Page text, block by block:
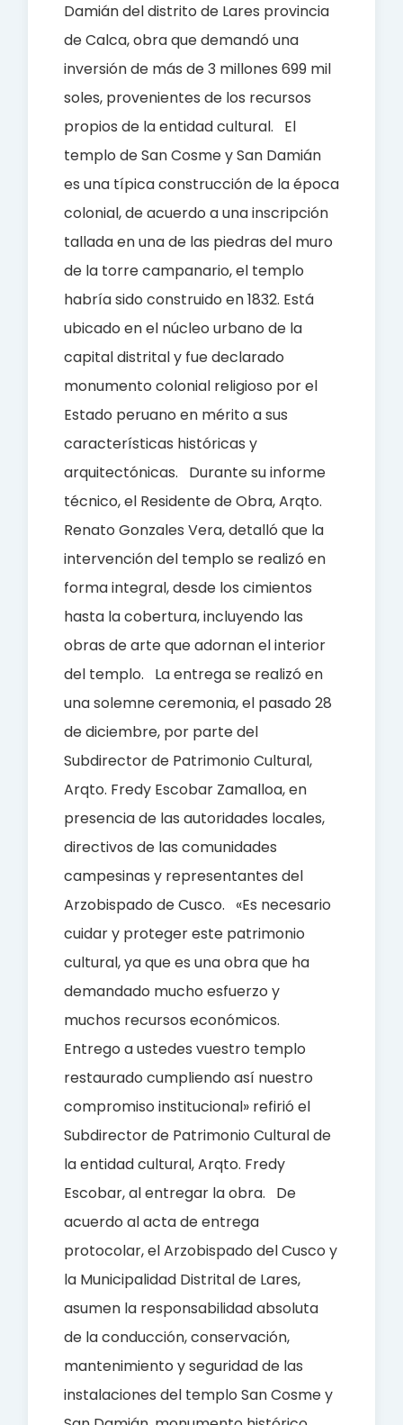
Damián del distrito de Lares provincia
de Calca, obra que demandó una
inversión de más de 3 millones 699 mil
soles, provenientes de los recursos
propios de la entidad cultural.
El
templo de San Cosme y San Damián
es una típica construcción de la época
colonial, de acuerdo a una inscripción
tallada en una de las piedras del muro
de la torre campanario, el templo
habría sido construido en 1832. Está
ubicado en el núcleo urbano de la
capital distrital y fue declarado
monumento colonial religioso por el
Estado peruano en mérito a sus
características históricas y
arquitectónicas.
Durante su informe
técnico, el Residente de Obra, Arqto.
Renato Gonzales Vera, detalló que la
intervención del templo se realizó en
forma integral, desde los cimientos
hasta la cobertura, incluyendo las
obras de arte que adornan el interior
del templo.
La entrega se realizó en
una solemne ceremonia, el pasado 28
de diciembre, por parte del
Subdirector de Patrimonio Cultural,
Arqto. Fredy Escobar Zamalloa, en
presencia de las autoridades locales,
directivos de las comunidades
campesinas y representantes del
Arzobispado de Cusco.
«Es necesario
cuidar y proteger este patrimonio
cultural, ya que es una obra que ha
demandado mucho esfuerzo y
muchos recursos económicos.
Entrego a ustedes vuestro templo
restaurado cumpliendo así nuestro
compromiso institucional» refirió el
Subdirector de Patrimonio Cultural de
la entidad cultural, Arqto. Fredy
Escobar, al entregar la obra.
De
acuerdo al acta de entrega
protocolar, el Arzobispado del Cusco y
la Municipalidad Distrital de Lares,
asumen la responsabilidad absoluta
de la conducción, conservación,
mantenimiento y seguridad de las
instalaciones del templo San Cosme y